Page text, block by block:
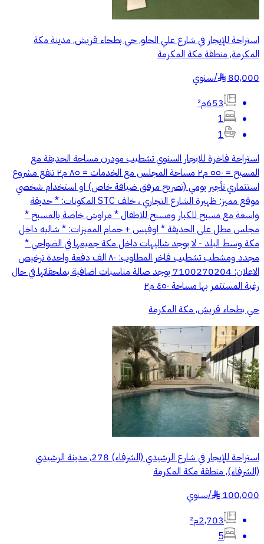
استراحة للإيجار في شارع علي الحلو, حي بطحاء قريش, مدينة مكة
المكرمة, منطقة مكة المكرمة
80,000
§
/سنوي
653م²
1
1
استراحة فاخرة للايجار السنوي تشطيب مودرن مساحة الحديقة مع
المسبح = ٥٥٠ م٢ مساحة المجلس مع الخدمات = ٨٥ م٢ تنفع مشروع
استثماري تأجير يومي (تصريح مرفق ضيافة خاص) او استخدام شخصي
موقع مميز: ظهيرة الشارع التجاري ، خلف STC المكونات: * حديقة
واسعة مع مسبح للكبار ومسبح للاطفال * مراوش خاصة بالمسبح *
مجلس مطل على الحديقة * اوفيس + حمام المميزات: * شاليه داخل
مكة وسط البلد - لا يوجد شاليهات داخل مكة جميعها في الضواحي *
مجدد ومشطب تشطيب فاخر المطلوب: ٨٠ الف دفعة واحدة ترخيص
الاعلان: 7100270204 يوجد صالة مناسبات اضافية بملحقاتها في حال
رغبة المستثمر بها مساحة ٤٥٠ م٢
حي بطحاء قريش, مكة المكرمة
استراحة للإيجار في شارع الرشيدي (الشرفاء) 278, مدينة الرشيدي
(الشرفاء), منطقة مكة المكرمة
100,000
§
/سنوي
2,703م²
5